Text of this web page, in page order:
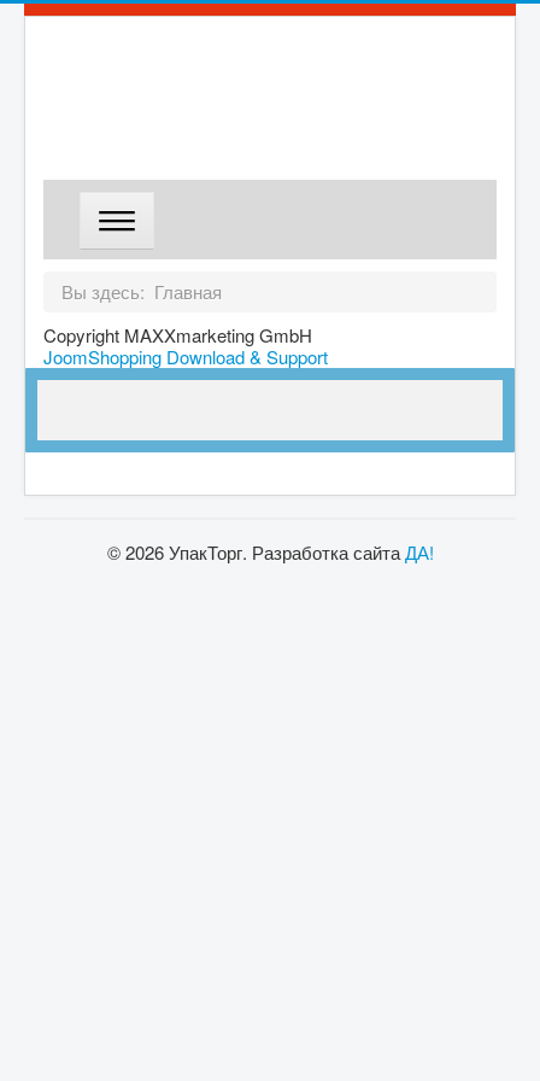
ДОСТАВКА
КОНТАКТЫ
Вы здесь: Главная
Copyright MAXXmarketing GmbH
JoomShopping Download & Support
© 2026 УпакТорг. Разработка сайтаДА!